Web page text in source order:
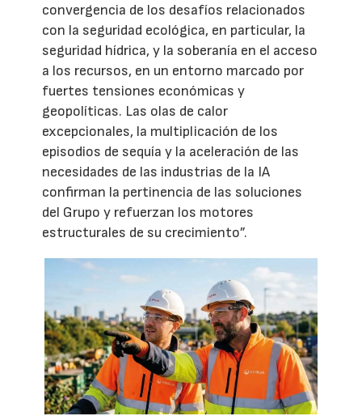
convergencia de los desafíos relacionados
con la seguridad ecológica, en particular, la
seguridad hídrica, y la soberanía en el acceso
a los recursos, en un entorno marcado por
fuertes tensiones económicas y
geopolíticas. Las olas de calor
excepcionales, la multiplicación de los
episodios de sequía y la aceleración de las
necesidades de las industrias de la IA
confirman la pertinencia de las soluciones
del Grupo y refuerzan los motores
estructurales de su crecimiento”.